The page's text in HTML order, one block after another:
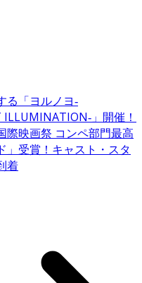
る「ヨルノヨ‐
」開催！
際映画祭 コンペ部門最高
」受賞！キャスト・スタ
着